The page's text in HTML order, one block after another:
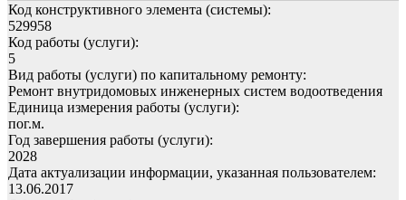
Код конструктивного элемента (системы):
529958
Код работы (услуги):
5
Вид работы (услуги) по капитальному ремонту:
Ремонт внутридомовых инженерных систем водоотведения
Единица измерения работы (услуги):
пог.м.
Год завершения работы (услуги):
2028
Дата актуализации информации, указанная пользователем:
13.06.2017